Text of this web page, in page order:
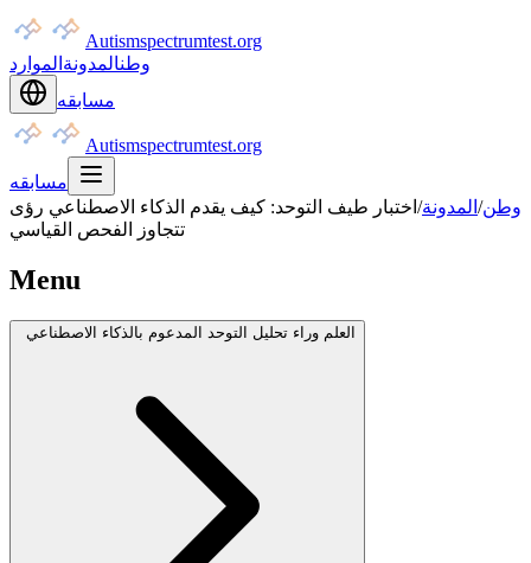
Autismspectrumtest.org
وطنالمدونة الموارد
مسابقه
Autismspectrumtest.org
مسابقه
وطن/ المدونة/ اختبار طيف التوحد: كيف يقدم الذكاء الاصطناعي رؤى
تتجاوز الفحص القياسي
Menu
العلم وراء تحليل التوحد المدعوم بالذكاء الاصطناعي